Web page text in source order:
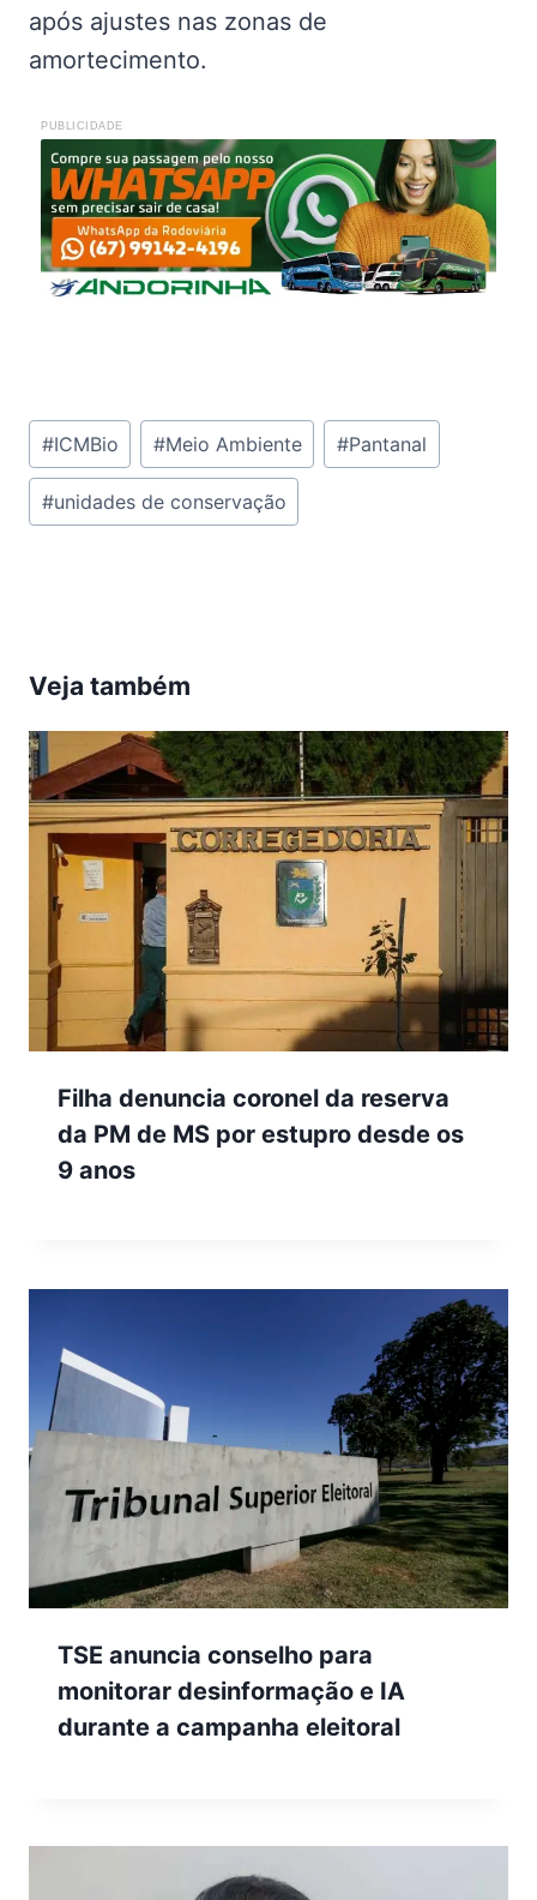
após ajustes nas zonas de
amortecimento.
PUBLICIDADE
Tags
do
Post:
#ICMBio #Meio Ambiente #Pantanal
#unidades de conservação
Veja também
Filha denuncia coronel da reserva
da PM de MS por estupro desde os
9 anos
TSE anuncia conselho para
monitorar desinformação e IA
durante a campanha eleitoral